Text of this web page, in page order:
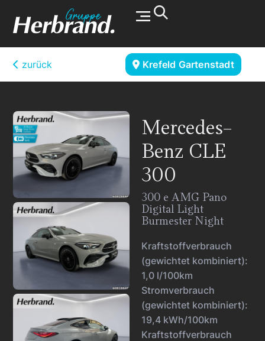
zurück Krefeld Gartenstadt
Mercedes-
Benz CLE
300
300 e AMG Pano
Digital Light
Burmester Night
Kraftstoffverbrauch
(gewichtet kombiniert):
1,0 l/100km
Stromverbrauch
(gewichtet kombiniert):
19,4 kWh/100km
Kraftstoffverbrauch